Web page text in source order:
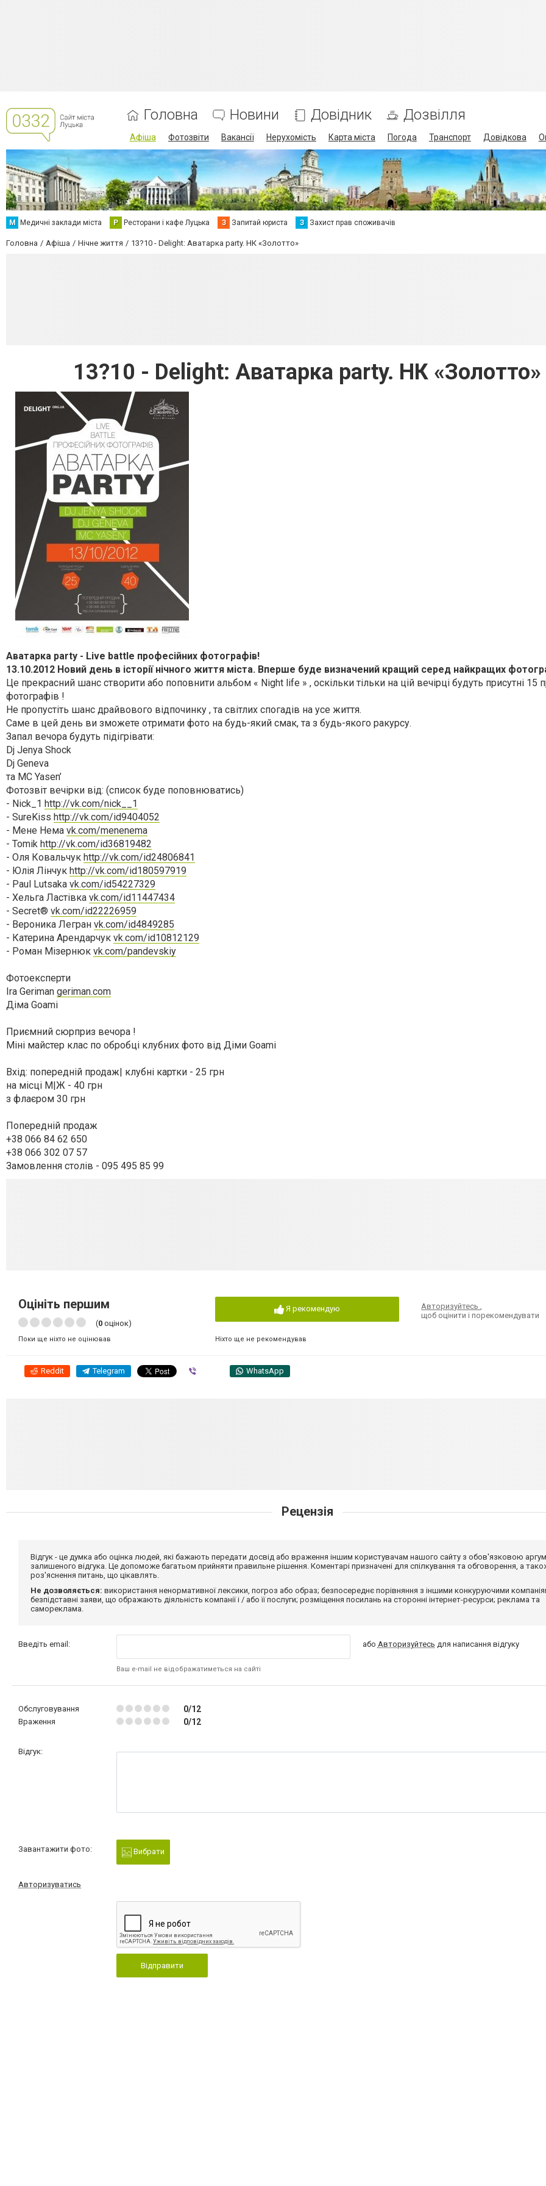
Головна Новини Довідник Дозвілля
Афіша Фотозвіти Вакансії Нерухомість Карта міста Погода Транспорт Довідкова
М Медичні заклади міста Р Ресторани і кафе Луцька З Запитай юриста З Захист прав споживачів
Головна Афіша Нічне життя 13?10 - Delight: Аватарка party. НК «Золотто»
13?10 - Delight: Аватарка party. НК «Золотто»
Аватарка party - Live battle професійних фотографів!
13.10.2012 Новий день в історії нічного життя міста. Вперше буде визначений кращий серед найкращих
Це прекрасний шанс створити або поповнити альбом « Night life » , оскільки тільки на цій вечірці будуть присутні 15
фотографів !
Не пропустіть шанс драйвового відпочинку , та світлих спогадів на усе життя.
Саме в цей день ви зможете отримати фото на будь-який смак, та з будь-якого ракурсу.
Запал вечора будуть підігрівати:
Dj Jenya Shock
Dj Geneva
та МС Yasen’
Фотозвіт вечірки від: (список буде поповнюватись)
- Nick_1 http://vk.com/nick__1
- SureKiss http://vk.com/id9404052
- Мене Нема vk.com/menenema
- Tomik http://vk.com/id36819482
- Оля Ковальчук http://vk.com/id24806841
- Юлія Лінчук http://vk.com/id180597919
- Paul Lutsaka vk.com/id54227329
- Хельга Ластівка vk.com/id11447434
- Secret® vk.com/id22226959
- Вероника Легран vk.com/id4849285
- Катерина Арендарчук vk.com/id10812129
- Роман Мізернюк vk.com/pandevskiy
Фотоексперти
Ira Geriman geriman.com
Діма Goami
Приємний сюрприз вечора !
Міні майстер клас по обробці клубних фото від Діми Goami
Вхід: попередній продаж| клубні картки - 25 грн
на місці М|Ж - 40 грн
з флаєром 30 грн
Попередній продаж
+38 066 84 62 650
+38 066 302 07 57
Замовлення столів - 095 495 85 99
Оцініть першим
(0 оцінок)
Поки ще ніхто не оцінював
Я рекомендую
Ніхто ще не рекомендував
Авторизуйтесь,
щоб оцінити і порекомендувати
Reddit Telegram WhatsApp
Рецензія
Відгук - це думка або оцінка людей, які бажають передати досвід або враження іншим користувачам нашого сайту з обов'язковою
залишеного відгука. Це допоможе багатьом прийняти правильне рішення. Коментарі призначені для спілкування та обговорення, а
роз'яснення питань, що цікавлять.
Не дозволяється: використання ненормативної лексики, погроз або образ; безпосереднє порівняння з іншими конкуруючими
безпідставні заяви, що ображають діяльність компанії і / або її послуги; розміщення посилань на сторонні інтернет-ресурси; реклама та
самореклама.
Введіть email:
Ваш e-mail не відображатиметься на сайті
або Авторизуйтесь для написання відгуку
Обслуговування 0/12
Враження 0/12
Відгук:
Завантажити фото: Вибрати
Авторизуватись
Відправити